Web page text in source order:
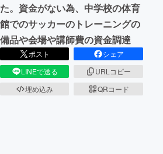
た。資金がない為、中学校の体育
館でのサッカーのトレーニングの
備品や会場や講師費の資金調達
ポスト
シェア
LINEで送る
URLコピー
埋め込み
QRコード